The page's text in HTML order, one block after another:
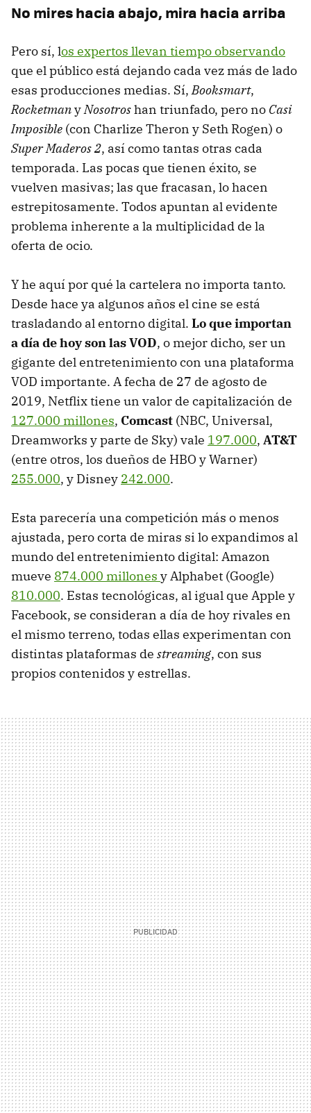
No mires hacia abajo, mira hacia arriba
Pero sí, los expertos llevan tiempo observando
que el público está dejando cada vez más de lado
esas producciones medias. Sí,Booksmart,
RocketmanyNosotroshan triunfado, pero no Casi
Imposible (con Charlize Theron y Seth Rogen) o
Super Maderos 2, así como tantas otras cada
temporada. Las pocas que tienen éxito, se
vuelven masivas; las que fracasan, lo hacen
estrepitosamente. Todos apuntan al evidente
problema inherente a la multiplicidad de la
oferta de ocio.
Y he aquí por qué la cartelera no importa tanto.
Desde hace ya algunos años el cine se está
trasladando al entorno digital. Lo que importan
a día de hoy son las VOD, o mejor dicho, ser un
gigante del entretenimiento con una plataforma
VOD importante. A fecha de 27 de agosto de
2019, Netflix tiene un valor de capitalización de
127.000 millones, Comcast (NBC, Universal,
Dreamworks y parte de Sky) vale 197.000, AT&T
(entre otros, los dueños de HBO y Warner)
255.000, y Disney 242.000.
Esta parecería una competición más o menos
ajustada, pero corta de miras si lo expandimos al
mundo del entretenimiento digital: Amazon
mueve 874.000 millones y Alphabet (Google)
810.000. Estas tecnológicas, al igual que Apple y
Facebook, se consideran a día de hoy rivales en
el mismo terreno, todas ellas experimentan con
distintas plataformas de streaming, con sus
propios contenidos y estrellas.